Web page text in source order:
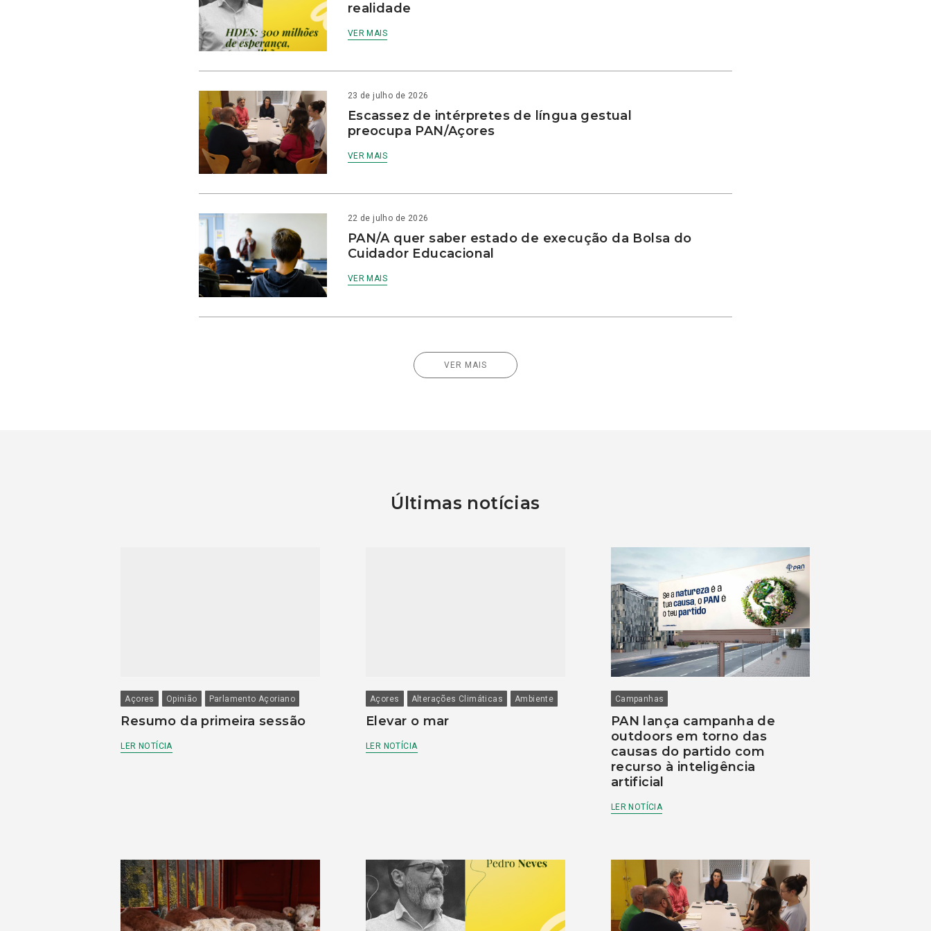
realidade
VER MAIS
23 de julho de 2026
Escassez de intérpretes de língua gestual
preocupa PAN/Açores
VER MAIS
22 de julho de 2026
PAN/A quer saber estado de execução da Bolsa do
Cuidador Educacional
VER MAIS
VER MAIS
Últimas notícias
Açores Opinião Parlamento Açoriano
Resumo da primeira sessão
LER NOTÍCIA
Açores Alterações Climáticas Ambiente
Elevar o mar
LER NOTÍCIA
Campanhas
PAN lança campanha de
outdoors em torno das
causas do partido com
recurso à inteligência
artificial
LER NOTÍCIA